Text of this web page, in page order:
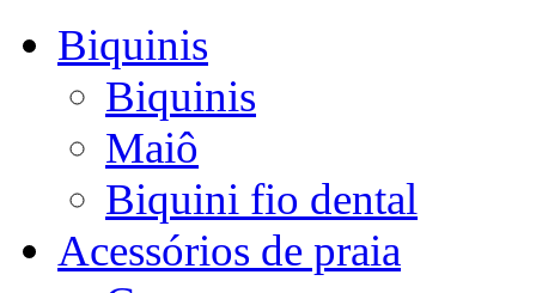
Biquinis
Biquinis
Maiô
Biquini fio dental
Acessórios de praia